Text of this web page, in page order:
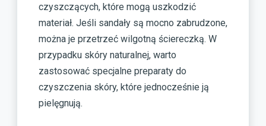
czyszczących, które mogą uszkodzić
materiał. Jeśli sandały są mocno zabrudzone,
można je przetrzeć wilgotną ściereczką. W
przypadku skóry naturalnej, warto
zastosować specjalne preparaty do
czyszczenia skóry, które jednocześnie ją
pielęgnują.